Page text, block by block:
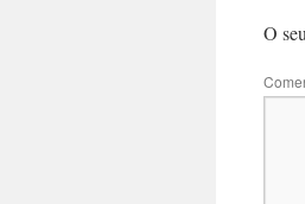
O